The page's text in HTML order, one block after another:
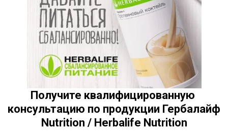
Получите квалифицированную
консультацию по продукции Гербалайф
Nutrition / Herbalife Nutrition